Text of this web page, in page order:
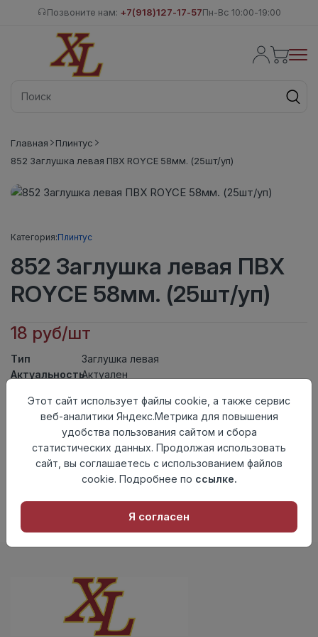
Позвоните нам: +7(918)127-17-57Пн-Вс 10:00-19:00
Главная
Плинтус
852 Заглушка левая ПВХ ROYCE 58мм. (25шт/уп)
Категория:Плинтус
852 Заглушка левая ПВХ
ROYCE 58мм. (25шт/уп)
18 руб/шт
Тип
Заглушка левая
АктуальностьАктуален
Осталось32 шт
Добавить в корзину
Внимание! Внешний вид товара может отличаться от
представленного на настоящем сайте. Проверяйте
Этот сайт использует файлы cookie, а также сервис
веб-аналитики Яндекс.Метрика для повышения
удобства пользования сайтом и сбора
статистических данных. Продолжая использовать
сайт, вы соглашаетесь с использованием файлов
cookie. Подробнее по ссылке.
Я согласен